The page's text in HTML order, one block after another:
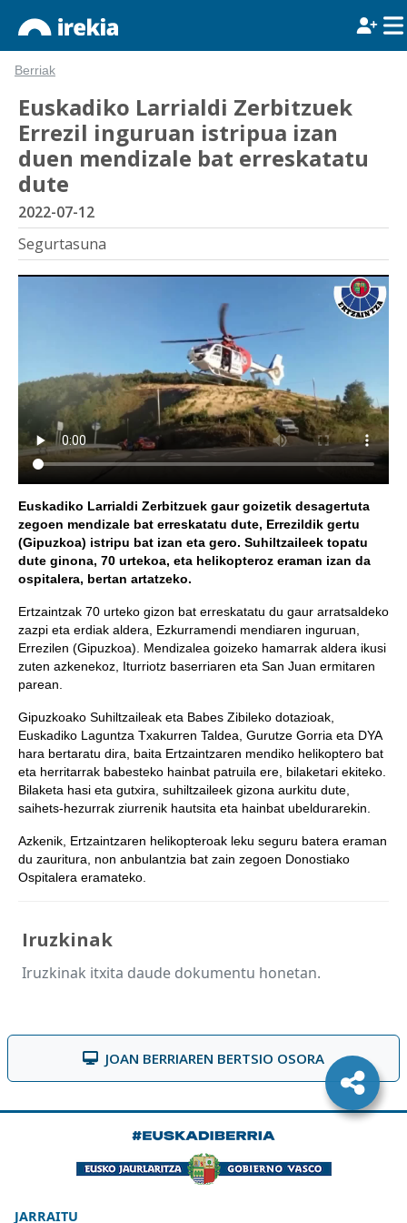
Berriak
Euskadiko Larrialdi Zerbitzuek
Errezil inguruan istripua izan
duen mendizale bat erreskatatu
dute
2022-07-12
Segurtasuna
Euskadiko Larrialdi Zerbitzuek gaur goizetik desagertuta
zegoen mendizale bat erreskatatu dute, Errezildik gertu
(Gipuzkoa) istripu bat izan eta gero. Suhiltzaileek topatu
dute ginona, 70 urtekoa, eta helikopteroz eraman izan da
ospitalera, bertan artatzeko.
Ertzaintzak 70 urteko gizon bat erreskatatu du gaur arratsaldeko
zazpi eta erdiak aldera, Ezkurramendi mendiaren inguruan,
Errezilen (Gipuzkoa). Mendizalea goizeko hamarrak aldera ikusi
zuten azkenekoz, Iturriotz baserriaren eta San Juan ermitaren
parean.
Gipuzkoako Suhiltzaileak eta Babes Zibileko dotazioak,
Euskadiko Laguntza Txakurren Taldea, Gurutze Gorria eta DYA
hara bertaratu dira, baita Ertzaintzaren mendiko helikoptero bat
eta herritarrak babesteko hainbat patruila ere, bilaketari ekiteko.
Bilaketa hasi eta gutxira, suhiltzaileek gizona aurkitu dute,
saihets-hezurrak ziurrenik hautsita eta hainbat ubeldurarekin.
Azkenik, Ertzaintzaren helikopteroak leku seguru batera eraman
du zauritura, non anbulantzia bat zain zegoen Donostiako
Ospitalera eramateko.
Iruzkinak
Iruzkinak itxita daude dokumentu honetan.
JOAN BERRIAREN BERTSIO OSORA
JARRAITU